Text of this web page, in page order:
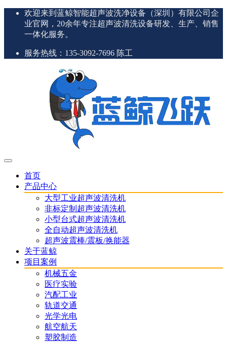
欢迎来到蓝鲸智能超声波洗净设备（深圳）有限公司企
业官网，20余年专注超声波清洗设备研发、生产、销售
一体化服务。
服务热线：135-3092-7696 陈工
首页
产品中心
大型工业超声波清洗机
非标定制超声波清洗机
小型台式超声波清洗机
全自动超声波清洗机
超声波震棒/震板/换能器
关于蓝鲸
项目案例
机械五金
医疗实验
汽配工业
轨道交通
光学光电
航空航天
塑胶制造